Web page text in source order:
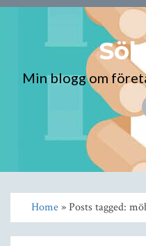
Min blogg om
Home» Posts tagged: